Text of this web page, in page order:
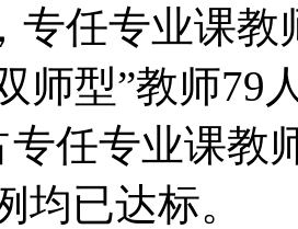
专任专业课
师型”教师
专任专业课教
均已达标。